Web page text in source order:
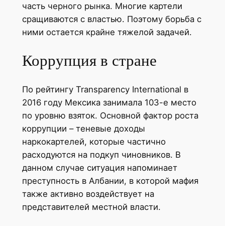
часть черного рынка. Многие картели
сращиваются с властью. Поэтому борьба с
ними остается крайне тяжелой задачей.
Коррупция в стране
По рейтингу Transparency International в
2016 году Мексика занимала 103-е место
по уровню взяток. Основной фактор роста
коррупции – теневые доходы
наркокартелей, которые частично
расходуются на подкуп чиновников. В
данном случае ситуация напоминает
преступность в Албании, в которой мафия
также активно воздействует на
представителей местной власти.